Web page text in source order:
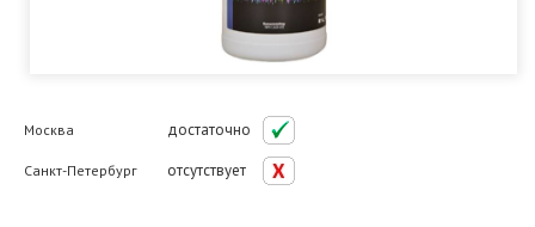
Москва достаточно
Санкт-Петербург отсутствует